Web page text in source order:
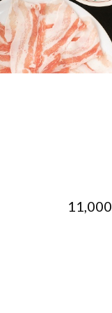
11,000